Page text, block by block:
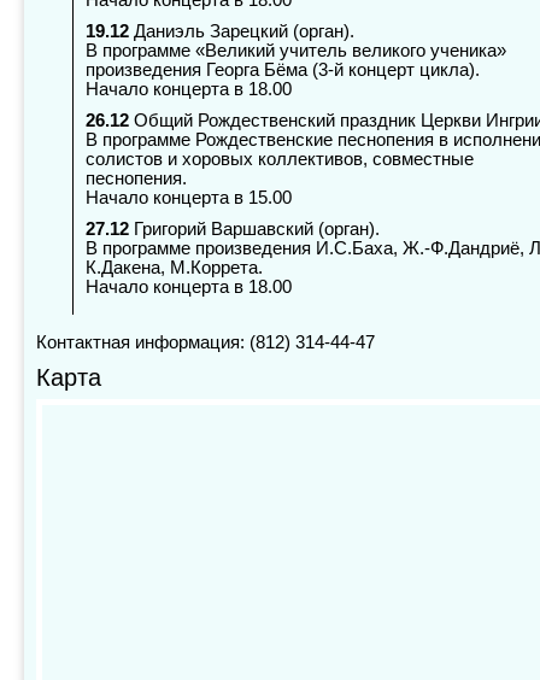
19.12 Даниэль Зарецкий (орган).
В программе «Великий учитель великого ученика»
произведения Георга Бёма (3-й концерт цикла).
Начало концерта в 18.00
26.12 Общий Рождественский праздник Церкви
В программе Рождественские песнопения в
солистов и хоровых коллективов, совместные
песнопения.
Начало концерта в 15.00
27.12 Григорий Варшавский (орган).
В программе произведения И.С.Баха, Ж.-Ф.Дандриё,
К.Дакена, М.Коррета.
Начало концерта в 18.00
Контактная информация: (812) 314-44-47
Карта